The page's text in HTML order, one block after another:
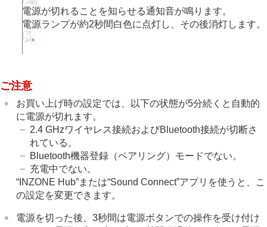
使用可能時間
充電式電池の残量を確認する
ヘッドセットのカスタマイズ
外音コントロール機能を使う
お知らせ
困ったときは
主な仕様
電源が切れることを知らせる通知音が鳴ります。
電源ランプが約2秒間白色に点灯し、その後消灯します。
ご注意
お買い上げ時の設定では、以下の状態が5分続くと自動的
に電源が切れます。
2.4 GHzワイヤレス接続およびBluetooth接続が切断さ
れている。
Bluetooth機器登録（ペアリング）モードでない。
充電中でない。
“INZONE Hub”または“Sound Connect”アプリを使うと、こ
の設定を変更できます。
電源を切った後、3秒間は電源ボタンでの操作を受け付け